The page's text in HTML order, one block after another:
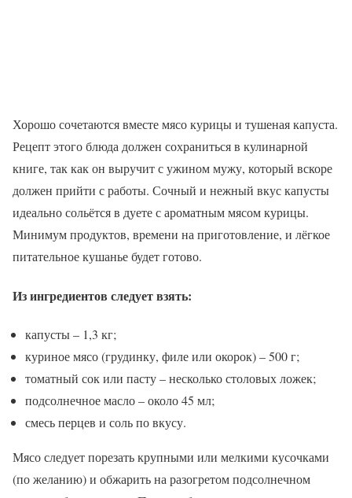
Хорошо сочетаются вместе мясо курицы и тушеная капуста.
Рецепт этого блюда должен сохраниться в кулинарной
книге, так как он выручит с ужином мужу, который вскоре
должен прийти с работы. Сочный и нежный вкус капусты
идеально сольётся в дуете с ароматным мясом курицы.
Минимум продуктов, времени на приготовление, и лёгкое
питательное кушанье будет готово.
Из ингредиентов следует взять:
капусты – 1,3 кг;
куриное мясо (грудинку, филе или окорок) – 500 г;
томатный сок или пасту – несколько столовых ложек;
подсолнечное масло – около 45 мл;
смесь перцев и соль по вкусу.
Мясо следует порезать крупными или мелкими кусочками
(по желанию) и обжарить на разогретом подсолнечном